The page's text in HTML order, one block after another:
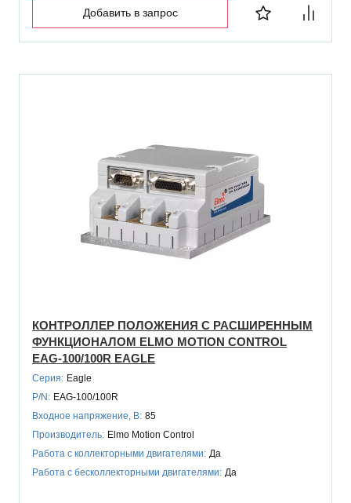
Добавить в запрос
КОНТРОЛЛЕР ПОЛОЖЕНИЯ С РАСШИРЕННЫМ
ФУНКЦИОНАЛОМ ELMO MOTION CONTROL
EAG-100/100R EAGLE
Серия: Eagle
P/N: EAG-100/100R
Входное напряжение, В: 85
Производитель: Elmo Motion Control
Работа с коллекторными двигателями: Да
Работа с бесколлекторными двигателями: Да